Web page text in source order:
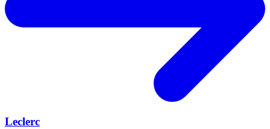
Leclerc